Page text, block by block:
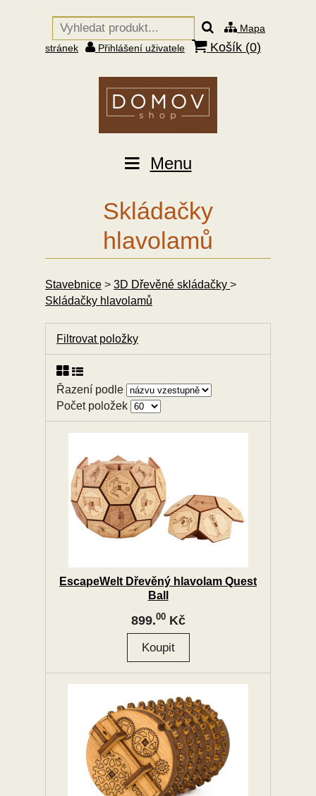
Mapa
stránek
Přihlášení uživatele Košík (0)
Menu
Skládačky
hlavolamů
Stavebnice > 3D Dřevěné skládačky >
Skládačky hlavolamů
Filtrovat položky
Řazení podle
Počet položek
EscapeWelt Dřevěný hlavolam Quest
Ball
899.00Kč